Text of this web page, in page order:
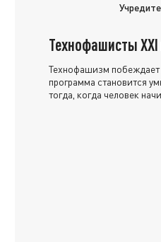
Технофашисты XXI
Технофашизм побеждает
программа становится
тогда, когда человек